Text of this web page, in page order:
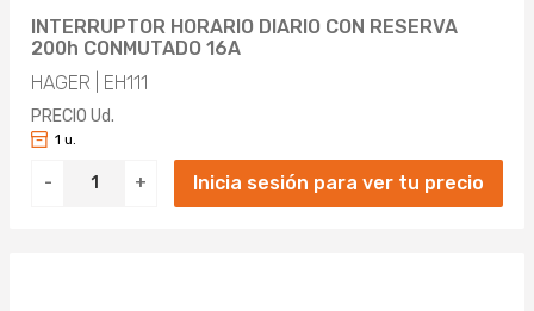
INTERRUPTOR HORARIO DIARIO CON RESERVA
200h CONMUTADO 16A
HAGER | EH111
PRECIO Ud.
- +
1 u.
Inicia sesión para ver tu precio